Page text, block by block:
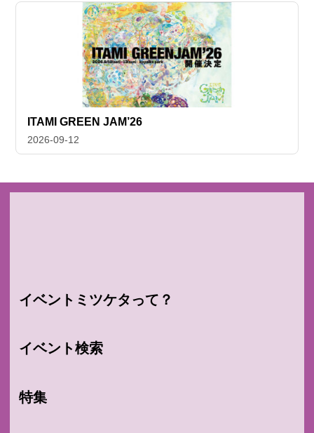
ITAMI GREEN JAM’26
2026-09-12
イベントミツケタって？
イベント検索
特集